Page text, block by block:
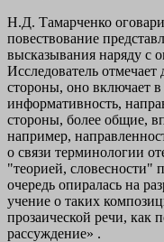
Н.Д. Тамарченко
повествование
высказывания наряду с
Исследователь
стороны, оно включает
информативность,
стороны, более общие,
например,
о связи терминологии
"теорией, словесности"
очередь опиралась на
учение о таких
прозаической речи, как
рассуждение» .